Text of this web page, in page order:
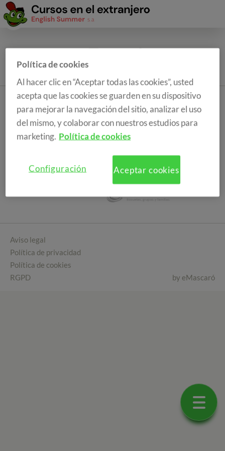
Aviso legal
Política de privacidad
Política de cookies
RGPD
by eMascaró
Política de cookies
Al hacer clic en “Aceptar todas las cookies”, usted
acepta que las cookies se guarden en su dispositivo
para mejorar la navegación del sitio, analizar el uso
del mismo, y colaborar con nuestros estudios para
marketing. Política de cookies
Aceptar cookies
Configuración